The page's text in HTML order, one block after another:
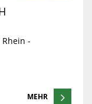
Rhein -
MEHR